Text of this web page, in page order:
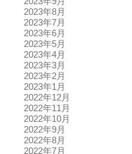
2023年8月
2023年7月
2023年6月
2023年5月
2023年4月
2023年3月
2023年2月
2023年1月
2022年12月
2022年11月
2022年10月
2022年9月
2022年8月
2022年7月